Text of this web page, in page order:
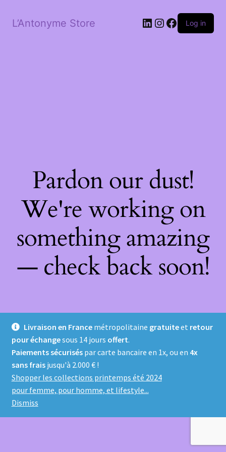
Livraison en France métropolitaine gratuiteet retour
pour échangesous 14 jours offert.
Paiements sécuriséspar carte bancaire en 1x, ou en 4x
sans fraisjusqu'à 2.000 € !
Shopper les collections printemps été 2024
pour femme, pour homme, et lifestyle...
Dismiss
L’Antonyme Store LinkedIn
Instagram
Facebook
Log in
Pardon our dust!
We're working on
something amazing
— check back soon!